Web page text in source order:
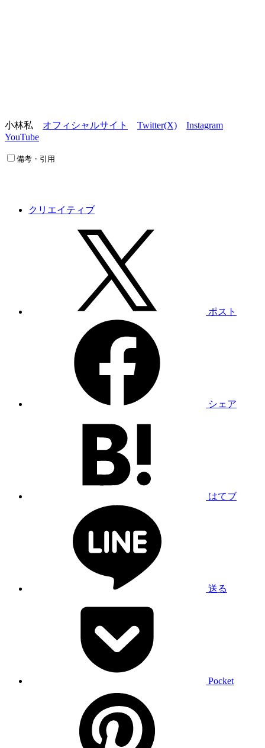
小林私 オフィシャルサイト Twitter(X)
Instagram
YouTube
備考・引用
クリエイティブ
ポスト
シェア
はてブ
送る
Pocket